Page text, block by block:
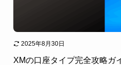
2025年8月30日
XMの口座タイプ完全攻略ガ